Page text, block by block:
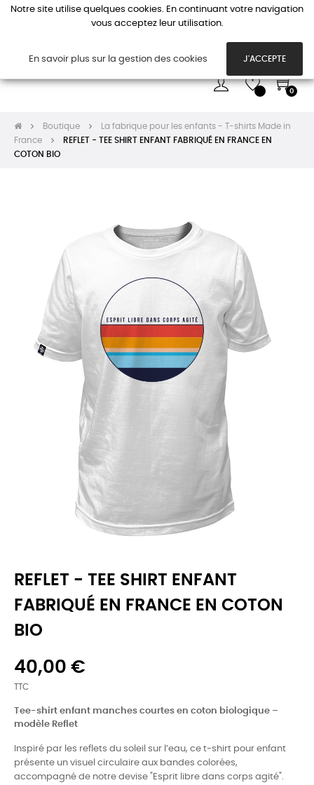
la
0
Boutique
La fabrique pour les enfants - T-shirts Made in
France
REFLET - TEE SHIRT ENFANT FABRIQUÉ EN FRANCE EN
COTON BIO
REFLET - TEE SHIRT ENFANT
FABRIQUÉ EN FRANCE EN COTON
BIO
40,00 €
TTC
Tee-shirt enfant manches courtes en coton biologique –
modèle Reflet
Inspiré par les reflets du soleil sur l’eau, ce t-shirt pour enfant
présente un visuel circulaire aux bandes colorées,
accompagné de notre devise "Esprit libre dans corps agité".
Notre site utilise quelques cookies. En continuant votre navigation
vous acceptez leur utilisation.
En savoir plus sur la gestion des cookies J'ACCEPTE